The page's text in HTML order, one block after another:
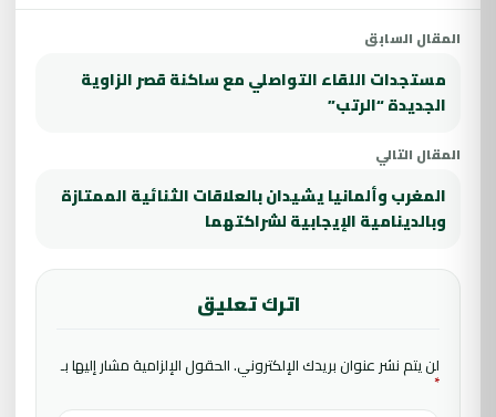
المقال السابق
مستجدات اللقاء التواصلي مع ساكنة قصر الزاوية
الجديدة “الرتب”
المقال التالي
المغرب وألمانيا يشيدان بالعلاقات الثنائية الممتازة
وبالدينامية الإيجابية لشراكتهما
اترك تعليق
لن يتم نشر عنوان بريدك الإلكتروني.الحقول الإلزامية مشار إليها بـ
*